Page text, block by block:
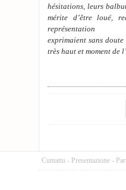
hésitations, leurs
mérite d’être loué,
représentation
exprimaient sans
très haut et moment de
Cuntattu - Presentazione -